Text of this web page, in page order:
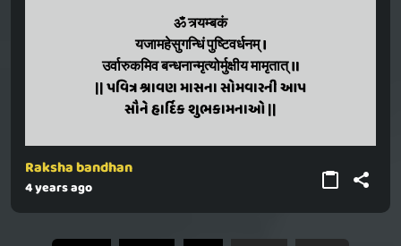
ॐ त्र्यम्बकं
यजामहेसुगन्धिं पुष्टिवर्धनम् ।
उर्वारुकमिव बन्धनान्मृत्योर्मुक्षीय मामृतात् ॥
|| પવિત્ર શ્રાવણ માસના સોમવારની આપ
સૌને હાર્દિક શુભકામનાઓ ||
om trayambakm
yajamahesugandhim pushtivardhanam,
urvarukvim bandhananmrutyormukshiy mamrutam
!!
|| pavitra shravan masna somvar ni aap
suane hardik shubhkamnao ||
Raksha bandhan
4 years ago